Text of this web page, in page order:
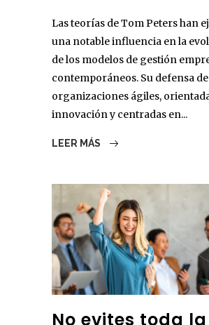
Las teorías de Tom Peters han
una notable influencia en la
de los modelos de gestión
contemporáneos. Su defensa de
organizaciones ágiles,
innovación y centradas en...
LEER MÁS
No evites toda la